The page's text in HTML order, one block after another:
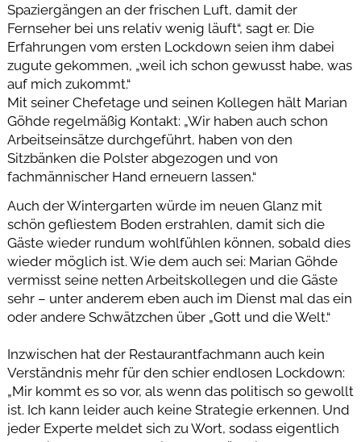
Spaziergängen an der frischen Luft, damit der
Fernseher bei uns relativ wenig läuft“, sagt er. Die
Erfahrungen vom ersten Lockdown seien ihm dabei
zugute gekommen, „weil ich schon gewusst habe, was
auf mich zukommt.“
Mit seiner Chefetage und seinen Kollegen hält Marian
Göhde regelmäßig Kontakt: „Wir haben auch schon
Arbeitseinsätze durchgeführt, haben von den
Sitzbänken die Polster abgezogen und von
fachmännischer Hand erneuern lassen.“
Auch der Wintergarten würde im neuen Glanz mit
schön gefliestem Boden erstrahlen, damit sich die
Gäste wieder rundum wohlfühlen können, sobald dies
wieder möglich ist. Wie dem auch sei: Marian Göhde
vermisst seine netten Arbeitskollegen und die Gäste
sehr – unter anderem eben auch im Dienst mal das ein
oder andere Schwätzchen über „Gott und die Welt.“
Inzwischen hat der Restaurantfachmann auch kein
Verständnis mehr für den schier endlosen Lockdown:
„Mir kommt es so vor, als wenn das politisch so gewollt
ist. Ich kann leider auch keine Strategie erkennen. Und
jeder Experte meldet sich zu Wort, sodass eigentlich